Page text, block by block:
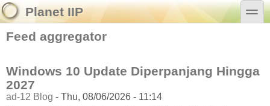
Skip to main content
Skip to search
Planet IIP toggle
Feed aggregator
Windows 10 Update Diperpanjang Hingga
2027
ad-12 Blog - Thu, 08/06/2026 - 11:14